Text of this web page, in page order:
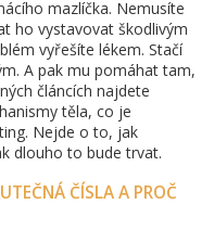
mazlíčka. Nemusíte
ho vystavovat škodlivým
vyřešíte lékem. Stačí
A pak mu pomáhat tam,
článcích najdete
těla, co je
Nejde o to, jak
dlouho to bude trvat.
ČÍSLA A PROČ